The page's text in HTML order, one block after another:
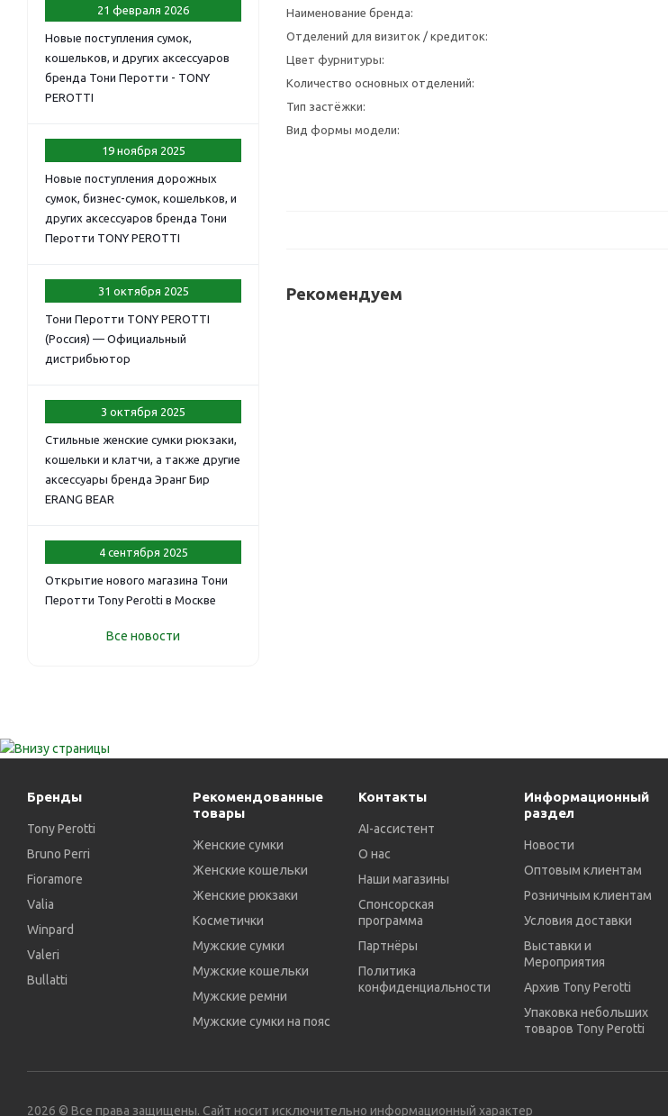
Наименование бренда:
Отделений для визиток / кредиток:
Цвет фурнитуры:
Количество основных отделений:
Тип застёжки:
Вид формы модели:
Рекомендуем
21 февраля 2026
Новые поступления сумок,
кошельков, и других аксессуаров
бренда Тони Перотти - TONY
PEROTTI
19 ноября 2025
Новые поступления дорожных
сумок, бизнес-сумок, кошельков, и
других аксессуаров бренда Тони
Перотти TONY PEROTTI
31 октября 2025
Тони Перотти TONY PEROTTI
(Россия) — Официальный
дистрибьютор
3 октября 2025
Стильные женские сумки рюкзаки,
кошельки и клатчи, а также другие
аксессуары бренда Эранг Бир
ERANG BEAR
4 сентября 2025
Открытие нового магазина Тони
Перотти Tony Perotti в Москве
Все новости
Бренды
Tony Perotti
Bruno Perri
Fioramore
Valia
Winpard
Valeri
Bullatti
Рекомендованные
товары
Женские сумки
Женские кошельки
Женские рюкзаки
Косметички
Мужские сумки
Мужские кошельки
Мужские ремни
Мужские сумки на пояс
Контакты
AI-ассистент
О нас
Наши магазины
Спонсорская
программа
Партнёры
Политика
конфиденциальности
Информационный
раздел
Новости
Оптовым клиентам
Розничным клиентам
Условия доставки
Выставки и
Мероприятия
Архив Tony Perotti
Упаковка небольших
товаров Tony Perotti
2026 © Все права защищены. Сайт носит исключительно информационный характер